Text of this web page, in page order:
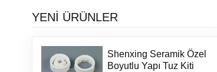
YENİ ÜRÜNLER
Shenxing Seramik Özel
Boyutlu Yapı Tuz Kiti